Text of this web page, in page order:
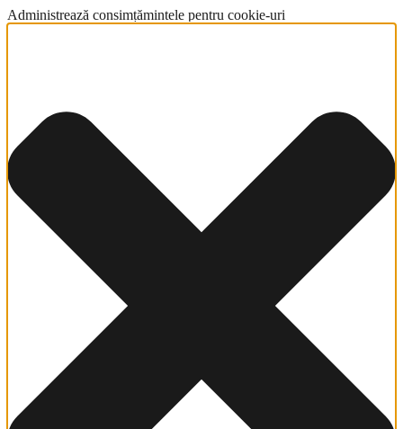
Administrează consimțămintele pentru cookie-uri